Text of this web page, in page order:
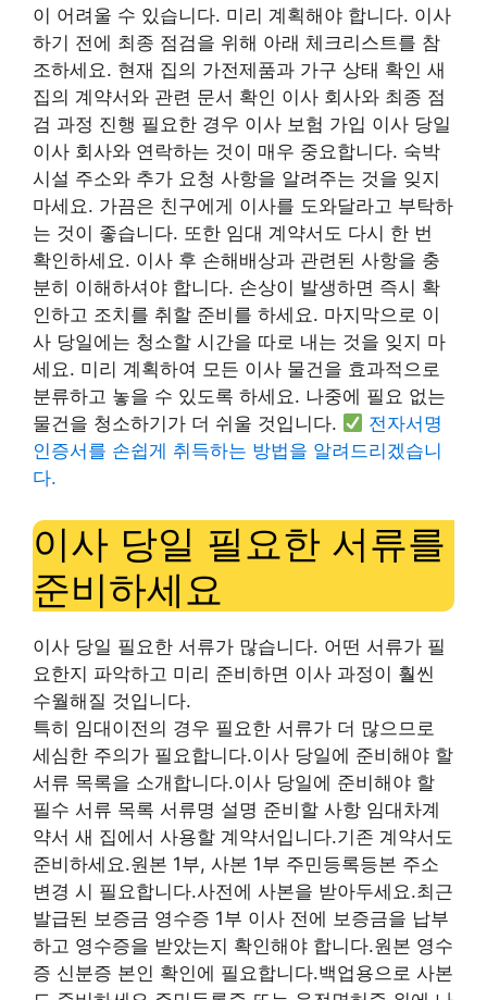
이 어려울 수 있습니다. 미리 계획해야 합니다. 이사
하기 전에 최종 점검을 위해 아래 체크리스트를 참
조하세요. 현재 집의 가전제품과 가구 상태 확인 새
집의 계약서와 관련 문서 확인 이사 회사와 최종 점
검 과정 진행 필요한 경우 이사 보험 가입 이사 당일
이사 회사와 연락하는 것이 매우 중요합니다. 숙박
시설 주소와 추가 요청 사항을 알려주는 것을 잊지
마세요. 가끔은 친구에게 이사를 도와달라고 부탁하
는 것이 좋습니다. 또한 임대 계약서도 다시 한 번
확인하세요. 이사 후 손해배상과 관련된 사항을 충
분히 이해하셔야 합니다. 손상이 발생하면 즉시 확
인하고 조치를 취할 준비를 하세요. 마지막으로 이
사 당일에는 청소할 시간을 따로 내는 것을 잊지 마
세요. 미리 계획하여 모든 이사 물건을 효과적으로
분류하고 놓을 수 있도록 하세요. 나중에 필요 없는
물건을 청소하기가 더 쉬울 것입니다.
전자서명
인증서를 손쉽게 취득하는 방법을 알려드리겠습니
다.
이사 당일 필요한 서류를
준비하세요
이사 당일 필요한 서류가 많습니다. 어떤 서류가 필
요한지 파악하고 미리 준비하면 이사 과정이 훨씬
수월해질 것입니다.
특히 임대이전의 경우 필요한 서류가 더 많으므로
세심한 주의가 필요합니다.이사 당일에 준비해야 할
서류 목록을 소개합니다.이사 당일에 준비해야 할
필수 서류 목록 서류명 설명 준비할 사항 임대차계
약서 새 집에서 사용할 계약서입니다.기존 계약서도
준비하세요.원본 1부, 사본 1부 주민등록등본 주소
변경 시 필요합니다.사전에 사본을 받아두세요.최근
발급된 보증금 영수증 1부 이사 전에 보증금을 납부
하고 영수증을 받았는지 확인해야 합니다.원본 영수
증 신분증 본인 확인에 필요합니다.백업용으로 사본